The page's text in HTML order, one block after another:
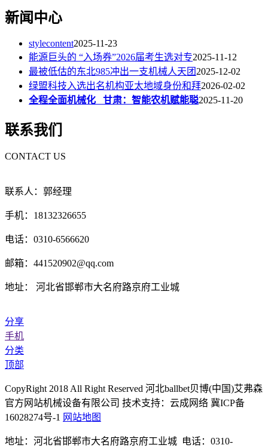
新闻中心
stylecontent2025-11-23
能源巨头的 “入场券”2026届考生选对专2025-11-12
最被低估的东北985冲出一支机械人天团2025-12-02
绿盟科技入选出名机构亚太地域身份和拜2026-02-02
全程全面机械化 甘肃：智能农机赋能聪2025-11-20
联系我们
CONTACT US
联系人：郭经理
手机：18132326655
电话：0310-6566620
邮箱：441520902@qq.com
地址： 河北省邯郸市大名府路京府工业城
分享
手机
分类
顶部
CopyRight 2018 All Right Reserved 河北ballbet贝博(中国)艾弗森
官方网站机械设备有限公司 技术支持：云成网络 冀ICP备
16028274号-1 网站地图
地址：河北省邯郸市大名府路京府工业城 电话：0310-